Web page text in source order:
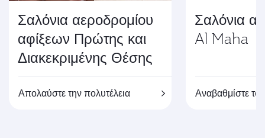
Σαλόνια αεροδρομίου
αφίξεων Πρώτης και
Διακεκριμένης Θέσης
Απολαύστε την πολυτέλεια
Σαλόνια
Al Maha
Αναβαθμίστε το